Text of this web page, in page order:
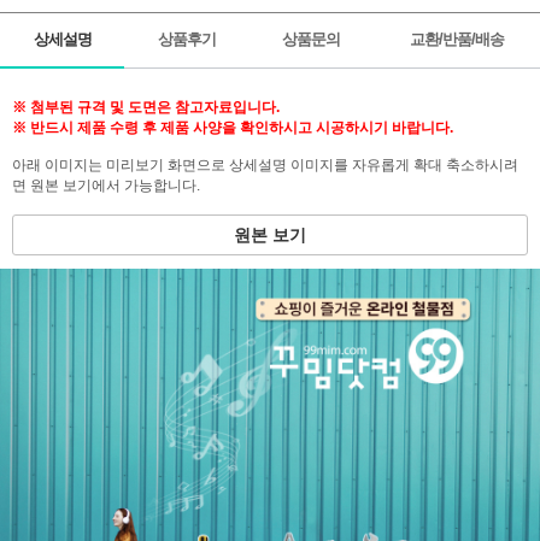
상세설명 상품후기 상품문의 교환/반품/배송
※ 첨부된 규격 및 도면은 참고자료입니다.
※ 반드시 제품 수령 후 제품 사양을 확인하시고 시공하시기 바랍니다.
아래 이미지는 미리보기 화면으로 상세설명 이미지를 자유롭게 확대 축소하시려
면 원본 보기에서 가능합니다.
원본 보기